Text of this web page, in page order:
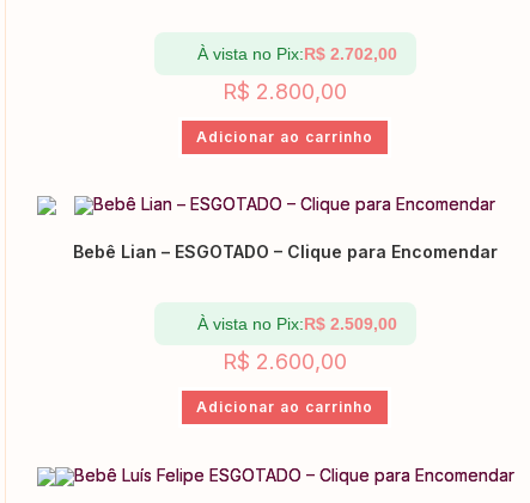
À vista no Pix:R$2.702,00
R$ 2.800,00
Adicionar ao carrinho
Bebê Lian – ESGOTADO – Clique para Encomendar
À vista no Pix:R$2.509,00
R$ 2.600,00
Adicionar ao carrinho